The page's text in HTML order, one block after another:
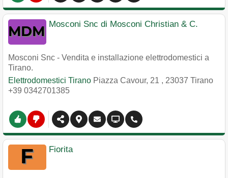
Mosconi Snc di Mosconi Christian & C.
Mosconi Snc - Vendita e installazione elettrodomestici a
Tirano.
Elettrodomestici Tirano Piazza Cavour, 21 , 23037 Tirano
+39 0342701385
Fiorita